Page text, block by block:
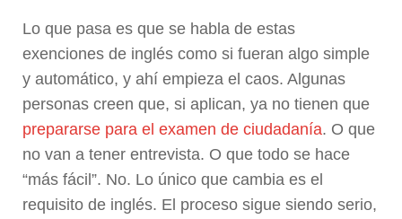
Lo que pasa es que se habla de estas
exenciones de inglés como si fueran algo simple
y automático, y ahí empieza el caos. Algunas
personas creen que, si aplican, ya no tienen que
prepararse para el examen de ciudadanía. O que
no van a tener entrevista. O que todo se hace
“más fácil”. No. Lo único que cambia es el
requisito de inglés. El proceso sigue siendo serio,